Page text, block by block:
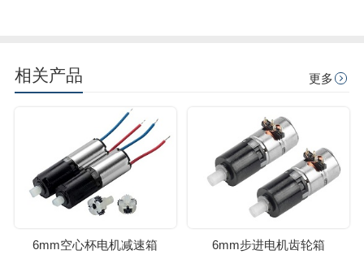
相关产品 更多
6mm空心杯电机减速箱 6mm步进电机齿轮箱